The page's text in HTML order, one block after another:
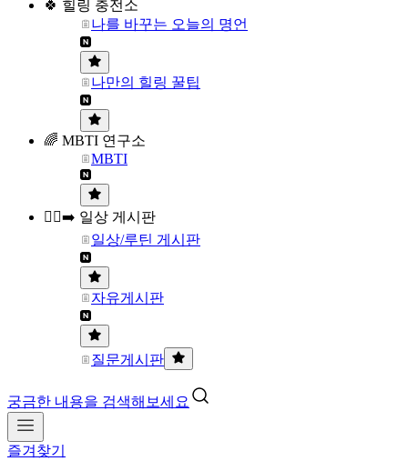
🍀 힐링 충전소
나를 바꾸는 오늘의 명언
나만의 힐링 꿀팁
🌈 MBTI 연구소
MBTI
🏃‍♀️‍➡️ 일상 게시판
일상/루틴 게시판
자유게시판
질문게시판
궁금한 내용을 검색해보세요
즐겨찾기